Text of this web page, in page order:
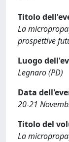
Titolo
La
prospettive
Luogo
Legnaro (PD)
Data
20-21
Titolo del
La